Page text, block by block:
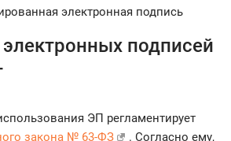
подписей
ЭП регламентирует
закона № 63-ФЗ
. Согласно ему,